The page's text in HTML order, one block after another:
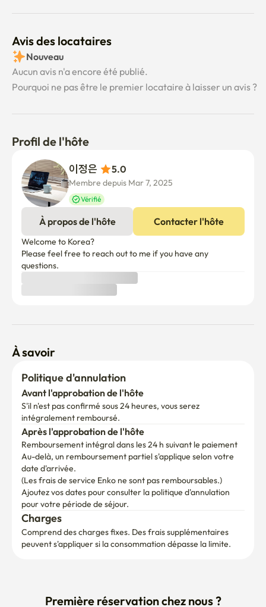
Gyeonghui / Musée national d'art moderne et
Hôpital Hyeong Samsung/Hôpital de la Croix-Rouge de
Séoul
Agence nationale de police / Quartier général de
Yongwang / Quartier général de E-Mart
Avis des locataires
Nouveau
Aucun avis n'a encore été publié.
Pourquoi ne pas être le premier locataire à laisser un avis ?
Profil de l'hôte
5.0
Membre depuis Mar 7, 2025
Vérifié
À propos de l'hôte Contacter l'hôte
Welcome to Korea?
Please feel free to reach out to me if you have any
questions.
À savoir
Politique d'annulation
S'il n'est pas confirmé sous 24 heures, vous serez
intégralement remboursé.
Après l'approbation de l'hôte
Remboursement intégral dans les 24 h suivant le paiement
Au-delà, un remboursement partiel s'applique selon votre
date d'arrivée.
(Les frais de service Enko ne sont pas remboursables.)
Ajoutez vos dates pour consulter la politique d'annulation
pour votre période de séjour.
Charges
Comprend des charges fixes. Des frais supplémentaires
peuvent s'appliquer si la consommation dépasse la limite.